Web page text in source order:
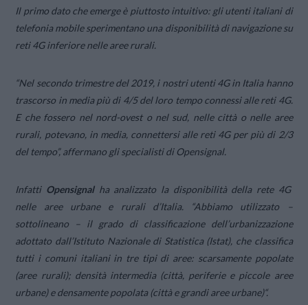
Il primo dato che emerge è piuttosto intuitivo: gli utenti italiani di
telefonia mobile sperimentano una disponibilità di navigazione su
reti 4G inferiore nelle aree rurali.
“Nel secondo trimestre del 2019, i nostri utenti 4G in Italia hanno
trascorso in media più di 4/5 del loro tempo connessi alle reti 4G.
E che fossero nel nord-ovest o nel sud, nelle città o nelle aree
rurali, potevano, in media, connettersi alle reti 4G per più di 2/3
del tempo”, affermano gli specialisti di Opensignal.
Infatti Opensignalha analizzato la disponibilità della rete 4G
nelle aree urbane e rurali d’Italia. “Abbiamo utilizzato –
sottolineano – il grado di classificazione dell’urbanizzazione
adottato dall’Istituto Nazionale di Statistica (Istat), che classifica
tutti i comuni italiani in tre tipi di aree: scarsamente popolate
(aree rurali); densità intermedia (città, periferie e piccole aree
urbane) e densamente popolata (città e grandi aree urbane)“.